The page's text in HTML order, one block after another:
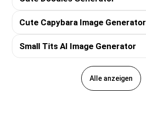
Cute Capybara Image Generator
Small Tits AI Image Generator
Alle anzeigen